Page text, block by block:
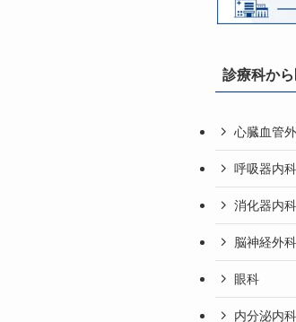
診療科か
心臓血管
呼吸器内
消化器内
脳神経外
眼科
内分泌内